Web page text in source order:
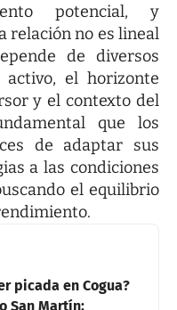
potencial, y
relación no es lineal
de diversos
el horizonte
y el contexto del
que los
de adaptar sus
a las condiciones
el equilibrio
picada en Cogua?
San Martín: